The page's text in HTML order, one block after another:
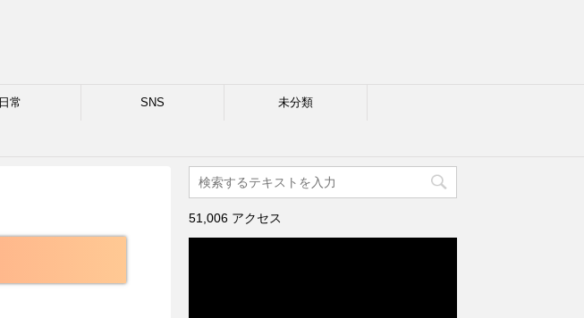
日常 SNS 未分類
51,006 アクセス